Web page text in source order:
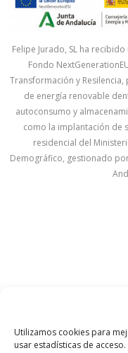
Utilizamos cookies para
usar estadísticas de acceso.
Felipe Jurado, SL ha
Fondo
Transformación y
de energía renovable
autoconsumo y
como la implantación de
residencial del
Demográfico, gestionado